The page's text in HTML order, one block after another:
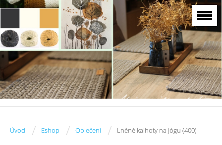
Úvod / Eshop / Oblečení / Lněné kalhoty na jógu (400)